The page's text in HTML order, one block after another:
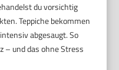
du vorsichtig
Teppiche bekommen
abgesaugt. So
– und das ohne Stress